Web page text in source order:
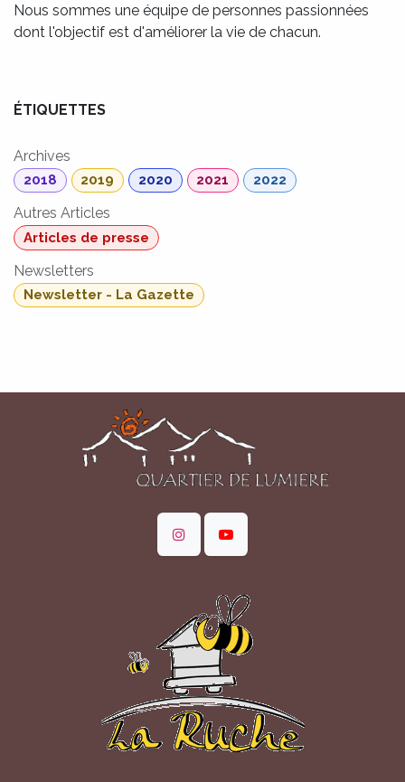
Nous sommes une équipe de personnes passionnées
dont l'objectif est d'améliorer la vie de chacun.
ÉTIQUETTES
Archives
2018 2019 2020 2021 2022
Autres Articles
Articles de presse
Newsletters
Newsletter - La Gazette